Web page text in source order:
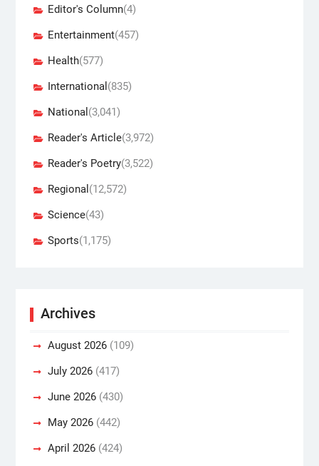
Editor's Column(4)
Entertainment(457)
Health(577)
International (835)
National (3,041)
Reader's Article(3,972)
Reader's Poetry(3,522)
Regional (12,572)
Science(43)
Sports(1,175)
Archives
August 2026(109)
July 2026(417)
June 2026(430)
May 2026(442)
April 2026(424)